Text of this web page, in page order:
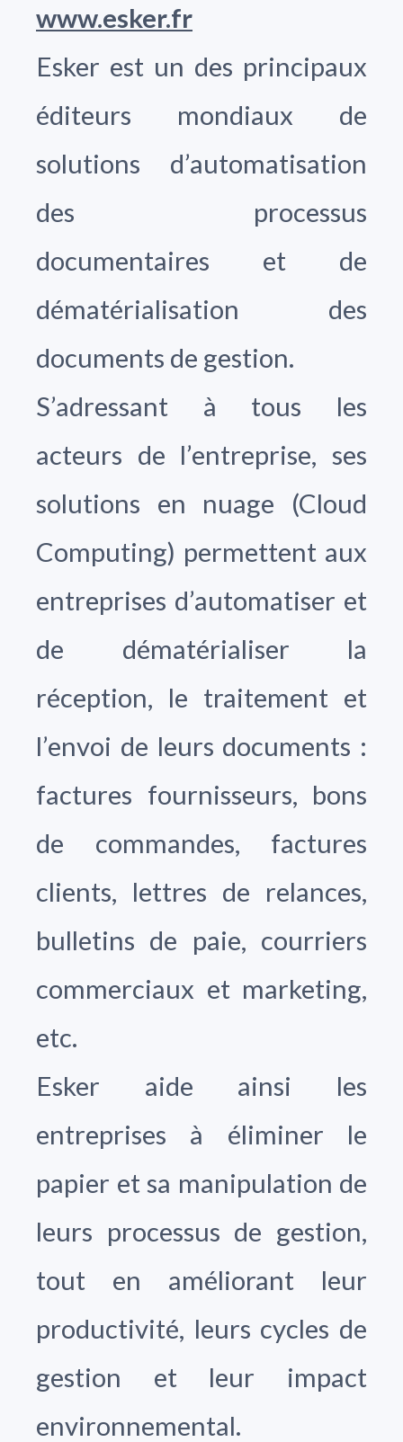
www.esker.fr
Esker est un des principaux
éditeurs mondiaux de
solutions d’automatisation
des processus
documentaires et de
dématérialisation des
documents de gestion.
S’adressant à tous les
acteurs de l’entreprise, ses
solutions en nuage (Cloud
Computing) permettent aux
entreprises d’automatiser et
de dématérialiser la
réception, le traitement et
l’envoi de leurs documents :
factures fournisseurs, bons
de commandes, factures
clients, lettres de relances,
bulletins de paie, courriers
commerciaux et marketing,
etc.
Esker aide ainsi les
entreprises à éliminer le
papier et sa manipulation de
leurs processus de gestion,
tout en améliorant leur
productivité, leurs cycles de
gestion et leur impact
environnemental.